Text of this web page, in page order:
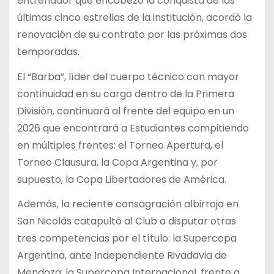
últimas cinco estrellas de la institución, acordó la
renovación de su contrato por las próximas dos
temporadas.
El “Barba”, líder del cuerpo técnico con mayor
continuidad en su cargo dentro de la Primera
División, continuará al frente del equipo en un
2026 que encontrará a Estudiantes compitiendo
en múltiples frentes: el Torneo Apertura, el
Torneo Clausura, la Copa Argentina y, por
supuesto, la Copa Libertadores de América.
Además, la reciente consagración albirroja en
San Nicolás catapultó al Club a disputar otras
tres competencias por el título: la Supercopa
Argentina, ante Independiente Rivadavia de